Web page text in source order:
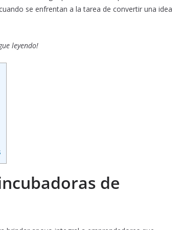
se enfrentan a la tarea de convertir una idea
leyendo!
de